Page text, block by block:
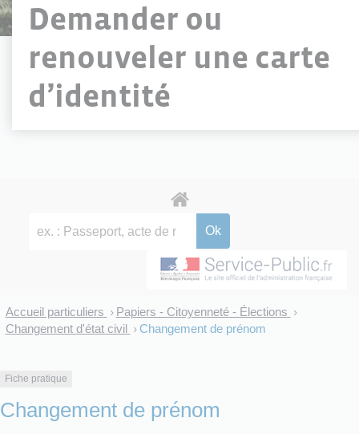
Demander ou
renouveler une carte
d’identité
Accueil particuliers > Papiers - Citoyenneté - Élections >
Changement d'état civil > Changement de prénom
Fiche pratique
Changement de prénom